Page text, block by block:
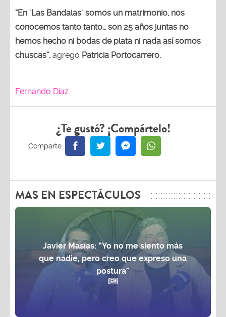
“En ´Las Bandalas´ somos un matrimonio, nos
conocemos tanto tanto… son 25 años juntas no
hemos hecho ni bodas de plata ni nada así somos
chuscas”, agregó Patricia Portocarrero.
Fernando Díaz
¿Te gustó? ¡Compártelo!
MAS EN ESPECTÁCULOS
Javier Masías: “Yo no me siento más
que nadie, pero creo que expreso una
postura”